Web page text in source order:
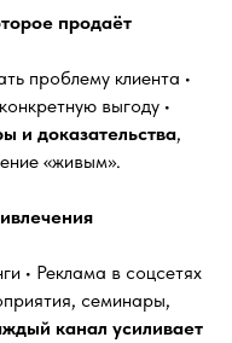
продаёт
проблему клиента •
выгоду •
и доказательства,
«живым».
• Реклама в соцсетях
семинары,
канал усиливает